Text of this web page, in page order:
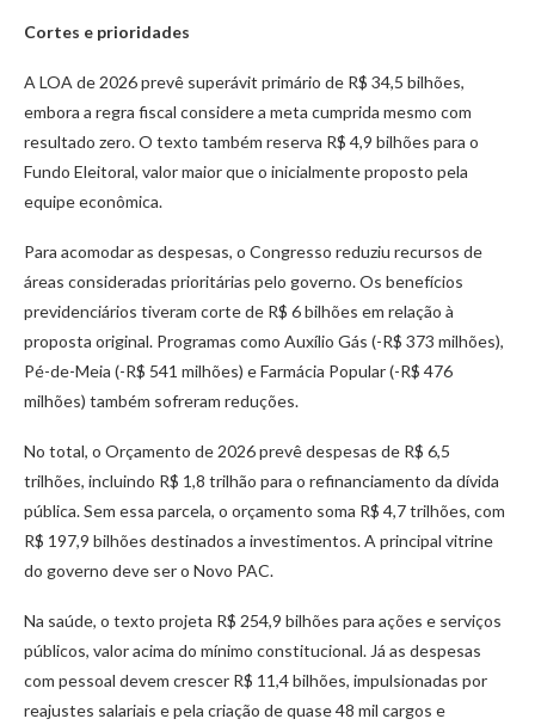
Cortes e prioridades
A LOA de 2026 prevê superávit primário de R$ 34,5 bilhões,
embora a regra fiscal considere a meta cumprida mesmo com
resultado zero. O texto também reserva R$ 4,9 bilhões para o
Fundo Eleitoral, valor maior que o inicialmente proposto pela
equipe econômica.
Para acomodar as despesas, o Congresso reduziu recursos de
áreas consideradas prioritárias pelo governo. Os benefícios
previdenciários tiveram corte de R$ 6 bilhões em relação à
proposta original. Programas como Auxílio Gás (-R$ 373 milhões),
Pé-de-Meia (-R$ 541 milhões) e Farmácia Popular (-R$ 476
milhões) também sofreram reduções.
No total, o Orçamento de 2026 prevê despesas de R$ 6,5
trilhões, incluindo R$ 1,8 trilhão para o refinanciamento da dívida
pública. Sem essa parcela, o orçamento soma R$ 4,7 trilhões, com
R$ 197,9 bilhões destinados a investimentos. A principal vitrine
do governo deve ser o Novo PAC.
Na saúde, o texto projeta R$ 254,9 bilhões para ações e serviços
públicos, valor acima do mínimo constitucional. Já as despesas
com pessoal devem crescer R$ 11,4 bilhões, impulsionadas por
reajustes salariais e pela criação de quase 48 mil cargos e